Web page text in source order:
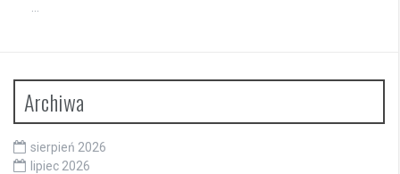
Archiwa
sierpień 2026
lipiec 2026